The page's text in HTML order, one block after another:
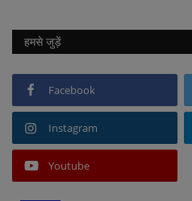
हमसे जुड़ें
Facebook
Instagram
Youtube